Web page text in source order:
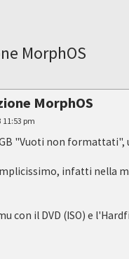
MorphOS
MorphOS
11:53 pm
"Vuoti non
infatti nella
con il DVD (ISO) e